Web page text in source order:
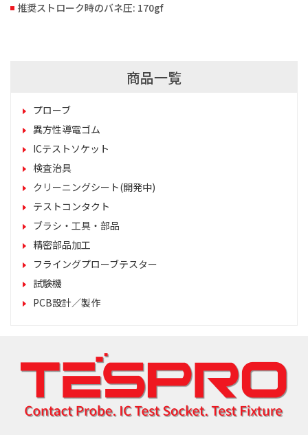
推奨ストローク時のバネ圧: 170gf
商品一覧
プローブ
異方性導電ゴム
ICテストソケット
検査治具
クリーニングシート(開発中)
テストコンタクト
ブラシ・工具・部品
精密部品加工
フライングプローブテスター
試験機
PCB設計／製作